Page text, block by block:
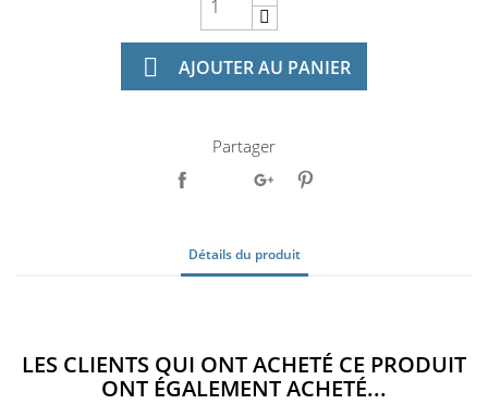
 AJOUTER AU PANIER
Partager
Détails du produit
LES CLIENTS QUI ONT ACHETÉ CE PRODUIT
ONT ÉGALEMENT ACHETÉ...